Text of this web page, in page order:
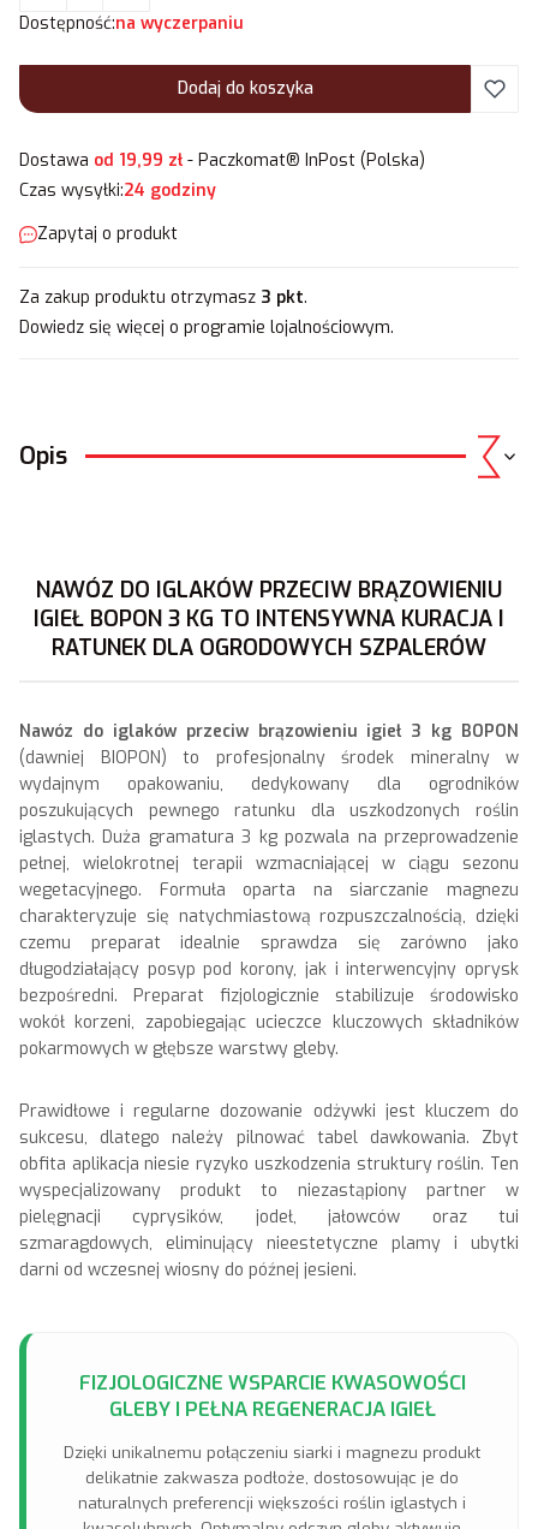
Dostępność:na wyczerpaniu
Dodaj do koszyka
Dostawa od 19,99 zł- Paczkomat® InPost (Polska)
Czas wysyłki:24 godziny
Zapytaj o produkt
Za zakup produktu otrzymasz 3 pkt.
Dowiedz się więcej o programie lojalnościowym.
Opis
NAWÓZ DO IGLAKÓW PRZECIW BRĄZOWIENIU
IGIEŁ BOPON 3 KG TO INTENSYWNA KURACJA I
RATUNEK DLA OGRODOWYCH SZPALERÓW
Nawóz do iglaków przeciw brązowieniu igieł 3 kg BOPON
(dawniej BIOPON) to profesjonalny środek mineralny w
wydajnym opakowaniu, dedykowany dla ogrodników
poszukujących pewnego ratunku dla uszkodzonych roślin
iglastych. Duża gramatura 3 kg pozwala na przeprowadzenie
pełnej, wielokrotnej terapii wzmacniającej w ciągu sezonu
wegetacyjnego. Formuła oparta na siarczanie magnezu
charakteryzuje się natychmiastową rozpuszczalnością, dzięki
czemu preparat idealnie sprawdza się zarówno jako
długodziałający posyp pod korony, jak i interwencyjny oprysk
bezpośredni. Preparat fizjologicznie stabilizuje środowisko
wokół korzeni, zapobiegając ucieczce kluczowych składników
pokarmowych w głębsze warstwy gleby.
Prawidłowe i regularne dozowanie odżywki jest kluczem do
sukcesu, dlatego należy pilnować tabel dawkowania. Zbyt
obfita aplikacja niesie ryzyko uszkodzenia struktury roślin. Ten
wyspecjalizowany produkt to niezastąpiony partner w
pielęgnacji cyprysików, jodeł, jałowców oraz tui
szmaragdowych, eliminujący nieestetyczne plamy i ubytki
darni od wczesnej wiosny do późnej jesieni.
FIZJOLOGICZNE WSPARCIE KWASOWOŚCI
GLEBY I PEŁNA REGENERACJA IGIEŁ
Dzięki unikalnemu połączeniu siarki i magnezu produkt
delikatnie zakwasza podłoże, dostosowując je do
naturalnych preferencji większości roślin iglastych i